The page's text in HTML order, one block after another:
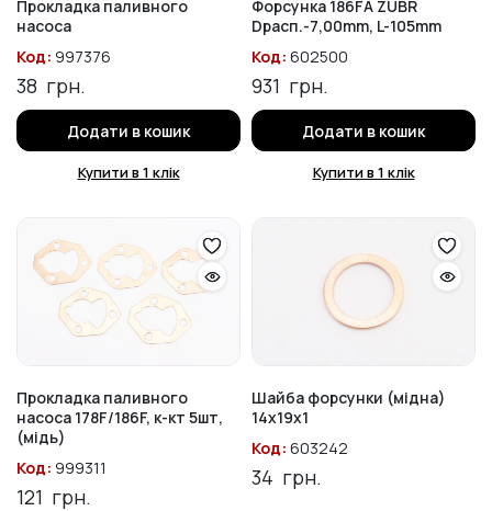
Прокладка паливного
насоса
Код: 997376
38 грн.
Додати в кошик
Купити в 1 клік
Форсунка 186FA ZUBR
Dрасп.-7,00mm, L-105mm
Код: 602500
931 грн.
Додати в кошик
Купити в 1 клік
Прокладка паливного
насоса 178F/186F, к-кт 5шт,
(мідь)
Код: 999311
121 грн.
Шайба форсунки (мідна)
14х19х1
Код: 603242
34 грн.